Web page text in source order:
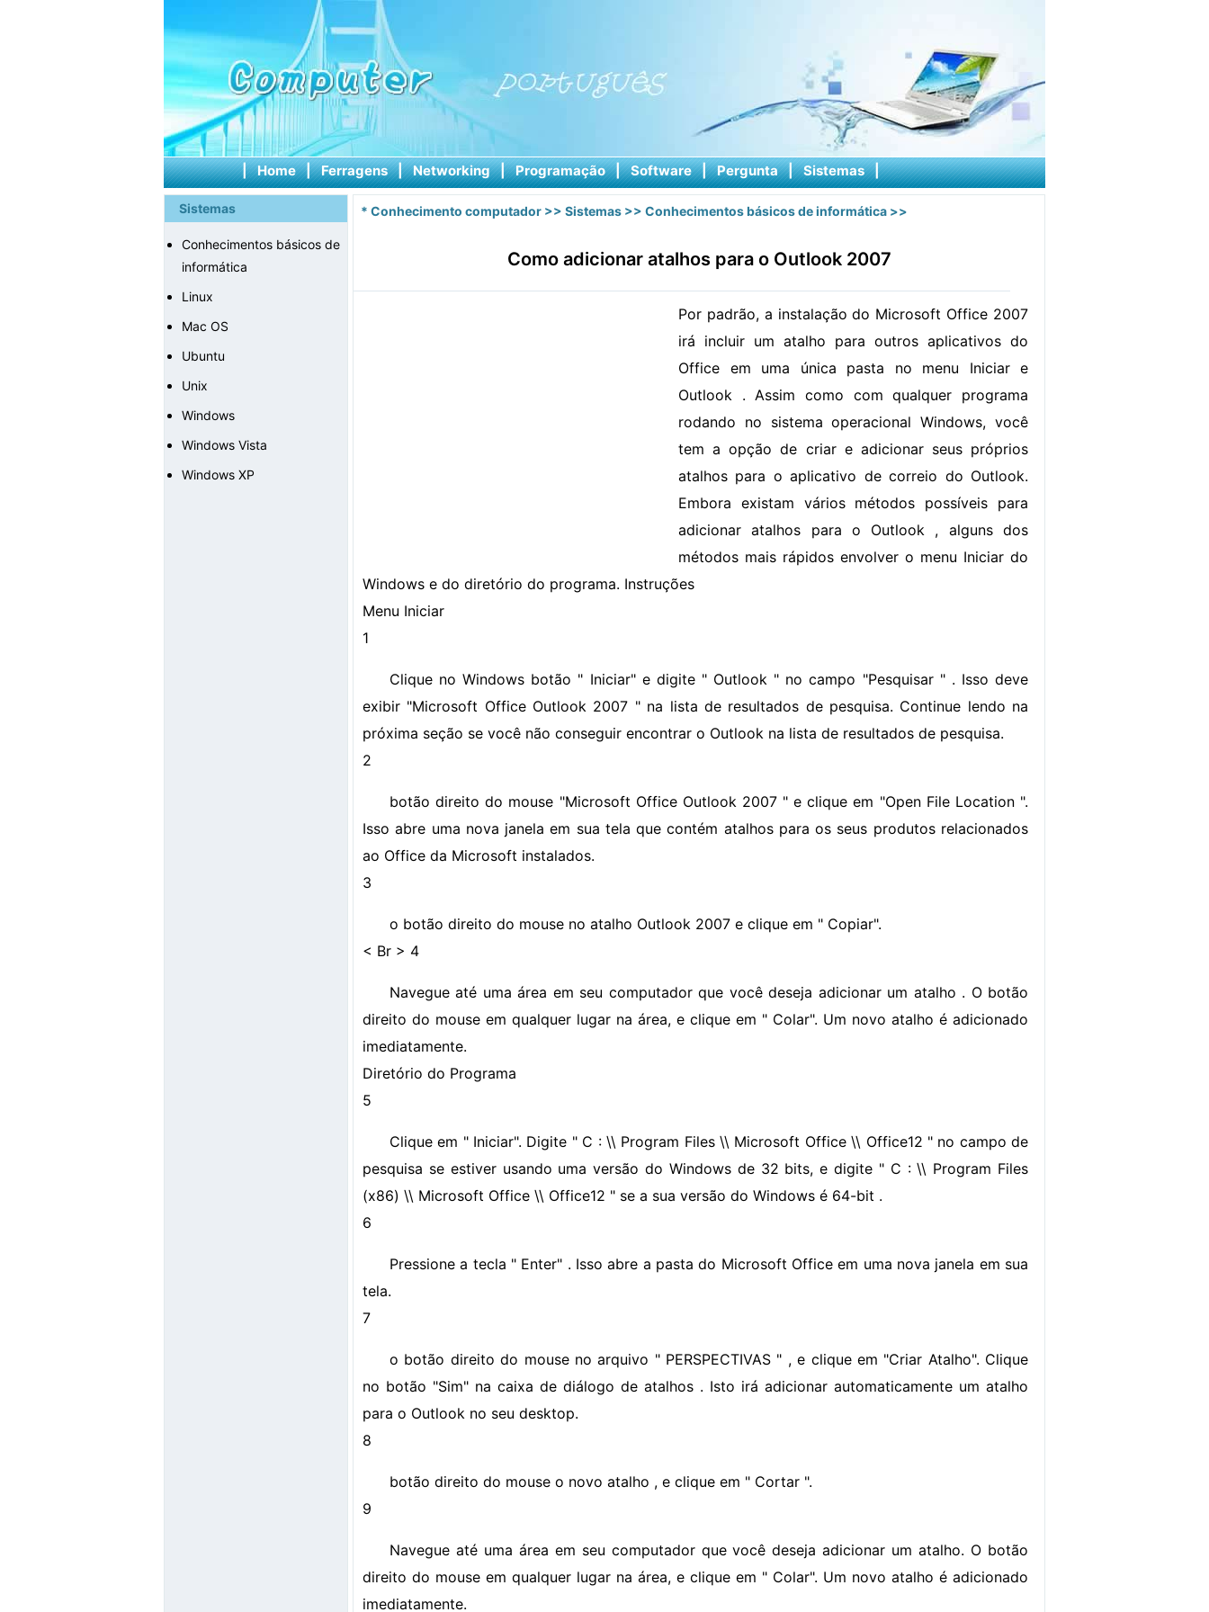
| Home | Ferragens | Networking | Programação | Software | Pergunta | Sistemas |
Sistemas
Conhecimentos básicos de
informática
Linux
Mac OS
Ubuntu
Unix
Windows
Windows Vista
Windows XP
* Conhecimento computador >> Sistemas >> Conhecimentos básicos de informática >>
Como adicionar atalhos para o Outlook 2007
Por padrão, a instalação do Microsoft Office 2007
irá incluir um atalho para outros aplicativos do
Office em uma única pasta no menu Iniciar e
Outlook . Assim como com qualquer programa
rodando no sistema operacional Windows, você
tem a opção de criar e adicionar seus próprios
atalhos para o aplicativo de correio do Outlook.
Embora existam vários métodos possíveis para
adicionar atalhos para o Outlook , alguns dos
métodos mais rápidos envolver o menu Iniciar do
Windows e do diretório do programa. Instruções
Menu Iniciar
1
Clique no Windows botão " Iniciar" e digite " Outlook " no campo "Pesquisar " . Isso deve
exibir "Microsoft Office Outlook 2007 " na lista de resultados de pesquisa. Continue lendo na
próxima seção se você não conseguir encontrar o Outlook na lista de resultados de pesquisa.
2
botão direito do mouse "Microsoft Office Outlook 2007 " e clique em "Open File Location ".
Isso abre uma nova janela em sua tela que contém atalhos para os seus produtos relacionados
ao Office da Microsoft instalados.
3
o botão direito do mouse no atalho Outlook 2007 e clique em " Copiar".
< Br > 4
Navegue até uma área em seu computador que você deseja adicionar um atalho . O botão
direito do mouse em qualquer lugar na área, e clique em " Colar". Um novo atalho é adicionado
imediatamente.
Diretório do Programa
5
Clique em " Iniciar". Digite " C : \\ Program Files \\ Microsoft Office \\ Office12 " no campo de
pesquisa se ​​estiver usando uma versão do Windows de 32 bits, e digite " C : \\ Program Files
(x86) \\ Microsoft Office \\ Office12 " se a sua versão do Windows é 64-bit .
6
Pressione a tecla " Enter" . Isso abre a pasta do Microsoft Office em uma nova janela em sua
tela.
7
o botão direito do mouse no arquivo " PERSPECTIVAS " , e clique em "Criar Atalho". Clique
no botão "Sim" na caixa de diálogo de atalhos . Isto irá adicionar automaticamente um atalho
para o Outlook no seu desktop.
8
botão direito do mouse o novo atalho , e clique em " Cortar ".
9
Navegue até uma área em seu computador que você deseja adicionar um atalho. O botão
direito do mouse em qualquer lugar na área, e clique em " Colar". Um novo atalho é adicionado
imediatamente.